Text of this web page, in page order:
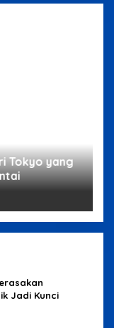
Tokyo yang
Jadi Kunci